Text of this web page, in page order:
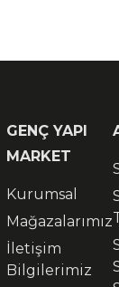
GENÇ YAPI
MARKET
Kurumsal
Mağazalarımız
İletişim
Bilgilerimiz